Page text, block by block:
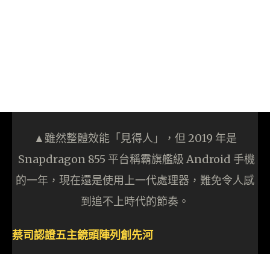
▲雖然整體效能「見得人」，但 2019 年是
Snapdragon 855 平台稱霸旗艦級 Android 手機
的一年，現在還是使用上一代處理器，難免令人感
到追不上時代的節奏。
蔡司認證五主鏡頭陣列創先河